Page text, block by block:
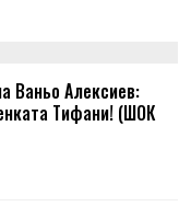
Ваньо Алексиев:
Тифани! (ШОК